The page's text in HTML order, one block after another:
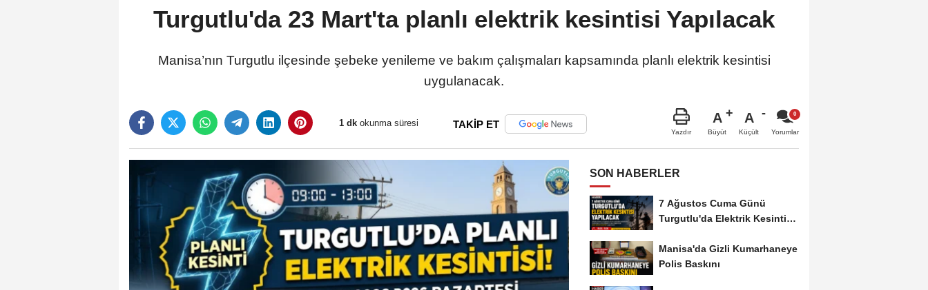
Turgutlu'da 23 Mart'ta planlı elektrik kesintisi Yapılacak
Manisa’nın Turgutlu ilçesinde şebeke yenileme ve bakım çalışmaları kapsamında planlı elektrik kesintisi
uygulanacak.
1 dk okunma süresi TAKİP ET
Yazdır
A
Büyüt
A
Küçült Yorumlar
SON HABERLER
7 Ağustos Cuma Günü
Turgutlu'da Elektrik Kesintisi
Manisa'da Gizli Kumarhaneye
Polis Baskını